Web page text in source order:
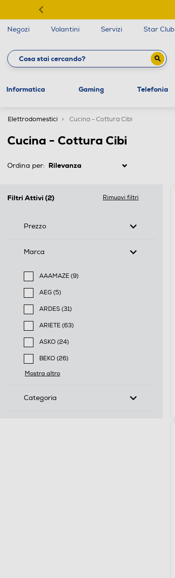
Negozi Volantini Servizi Star Club
Informatica Gaming Telefonia
Elettrodomestici Cucina - Cottura Cibi
Cucina - Cottura Cibi
Ordina per:
Filtri Attivi (2) Rimuovi filtri
Prezzo
Marca
AAAMAZE (9)
Filtra per Marca: AAAMAZE
AEG (5)
Filtra per Marca: AEG
ARDES (31)
Filtra per Marca: ARDES
ARIETE (63)
Filtra per Marca: ARIETE
ASKO (24)
Filtra per Marca: ASKO
BEKO (26)
Filtra per Marca: BEKO
Mostra altro
Categoria